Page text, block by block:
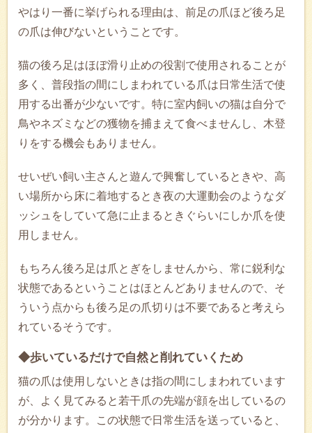
やはり一番に挙げられる理由は、前足の爪ほど後ろ足
の爪は伸びないということです。
猫の後ろ足はほぼ滑り止めの役割で使用されることが
多く、普段指の間にしまわれている爪は日常生活で使
用する出番が少ないです。特に室内飼いの猫は自分で
鳥やネズミなどの獲物を捕まえて食べませんし、木登
りをする機会もありません。
せいぜい飼い主さんと遊んで興奮しているときや、高
い場所から床に着地するとき夜の大運動会のようなダ
ッシュをしていて急に止まるときぐらいにしか爪を使
用しません。
もちろん後ろ足は爪とぎをしませんから、常に鋭利な
状態であるということはほとんどありませんので、そ
ういう点からも後ろ足の爪切りは不要であると考えら
れているそうです。
◆歩いているだけで自然と削れていくため
猫の爪は使用しないときは指の間にしまわれています
が、よく見てみると若干爪の先端が顔を出しているの
が分かります。この状態で日常生活を送っていると、